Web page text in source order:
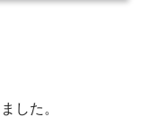
した。